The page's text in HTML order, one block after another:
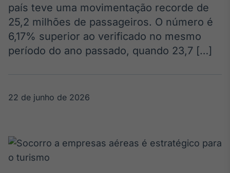
Broadcast
Político
Os bastidores da
tempo real
país teve uma movimentação recorde de
25,2 milhões de passageiros. O número é
6,17% superior ao verificado no mesmo
período do ano passado, quando 23,7 […]
22 de junho de 2026